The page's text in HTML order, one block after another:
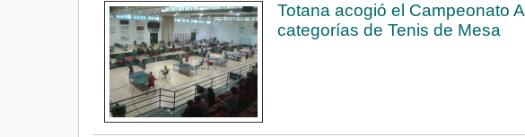
Totana acogió el Campeonato
categorías de Tenis de Mesa